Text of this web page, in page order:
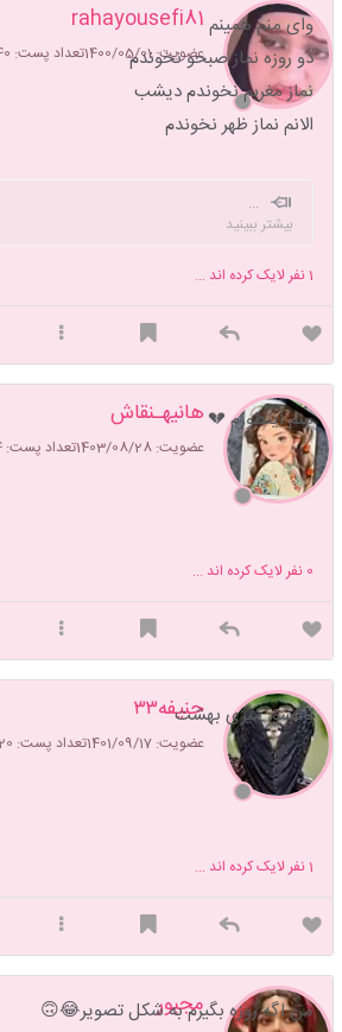
rahayousefi81
عضویت: 1400/05/01 تعداد پست: 3640
وای منم همینم
دو روزه نماز صبحو نخوندم
نماز مغربم نخوندم دیشب
الانم نماز ظهر نخوندم
...
بیشتر ببینید
1نفر لایک کرده اند ...
هانیهـنقاش
عضویت: 1403/08/28 تعداد پست: 1244
منم اینطورم 💔
0 نفر لایک کرده اند ...
حنیفه۳۳
عضویت: 1401/09/17 تعداد پست: 4820
باعشق میری بهشت
1نفر لایک کرده اند ...
مجبور
من اگه روزه بگیرم به شکل تصویر😂🙃